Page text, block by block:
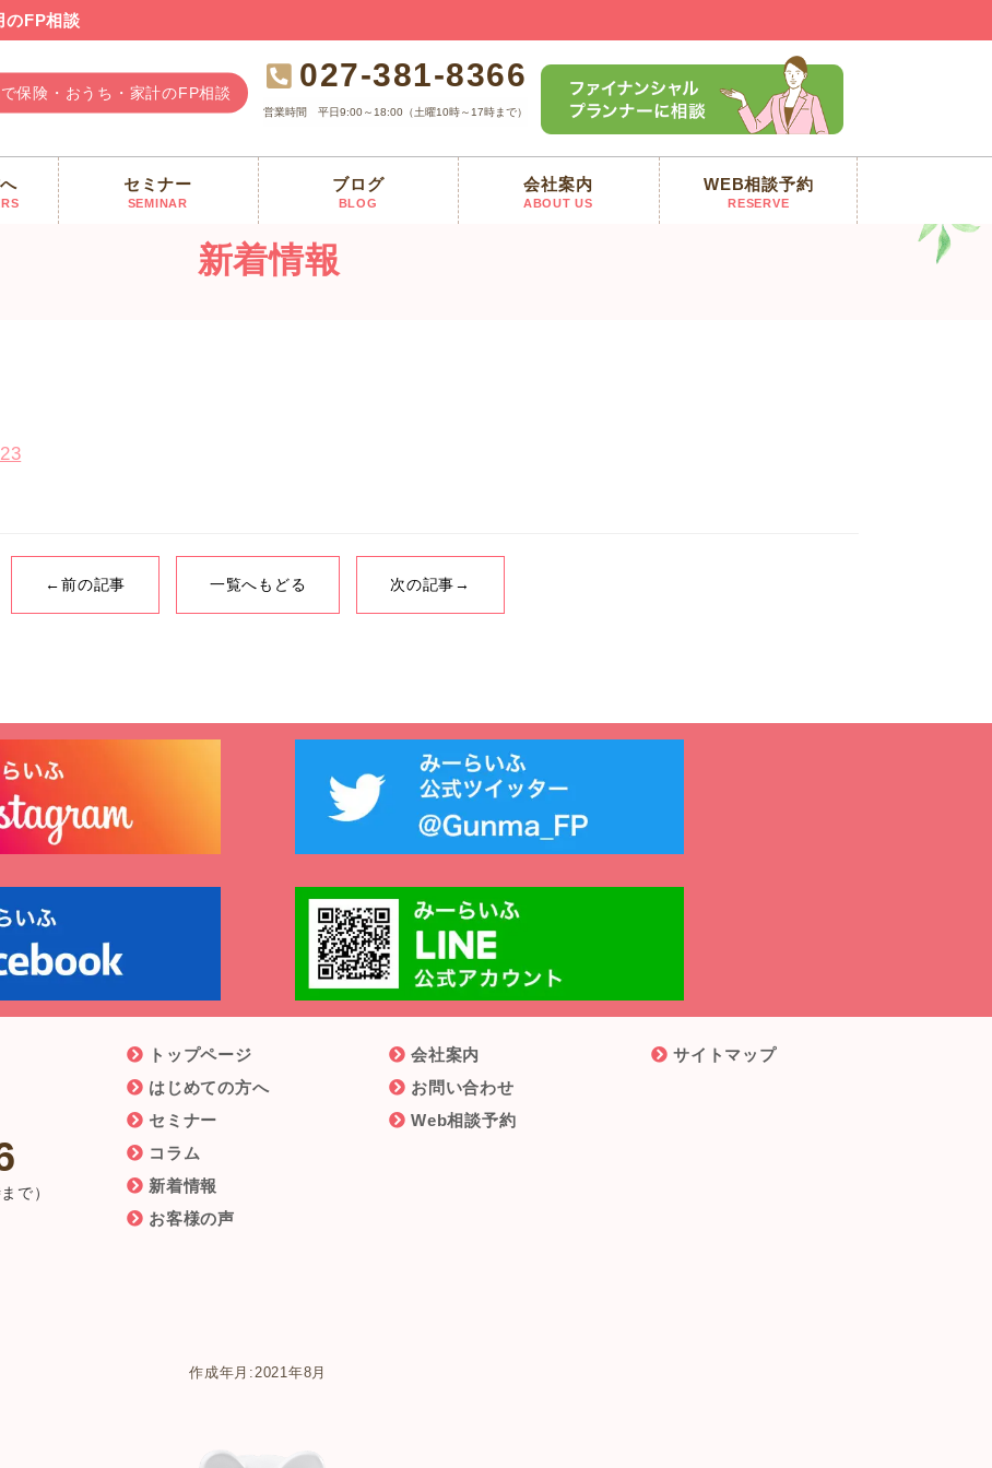
のFP相談
保険・おうち・家計のFP相談 027-381-8366
営業時間 平日9:00～18:00（土曜10時～17時まで）
セミナー
SEMINAR
ブログ
BLOG
会社案内
ABOUT US
WEB相談予約
RESERVE
ンデ 今はback numberも定番
新着情報
←前の記事 一覧へもどる 次の記事→
トップページ
はじめての方へ
セミナー
コラム
新着情報
お客様の声
会社案内
お問い合わせ
Web相談予約
サイトマップ
で）
作成年月:2021年8月